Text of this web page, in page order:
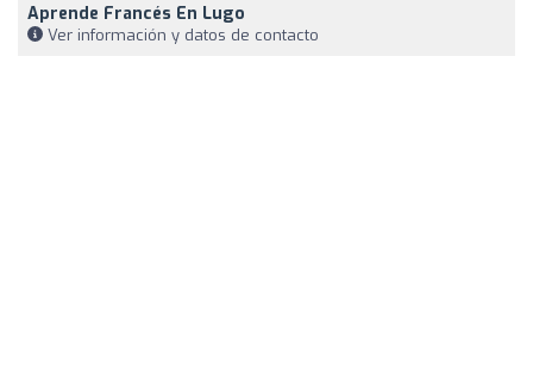
Aprende Francés En Lugo
Ver información y datos de contacto